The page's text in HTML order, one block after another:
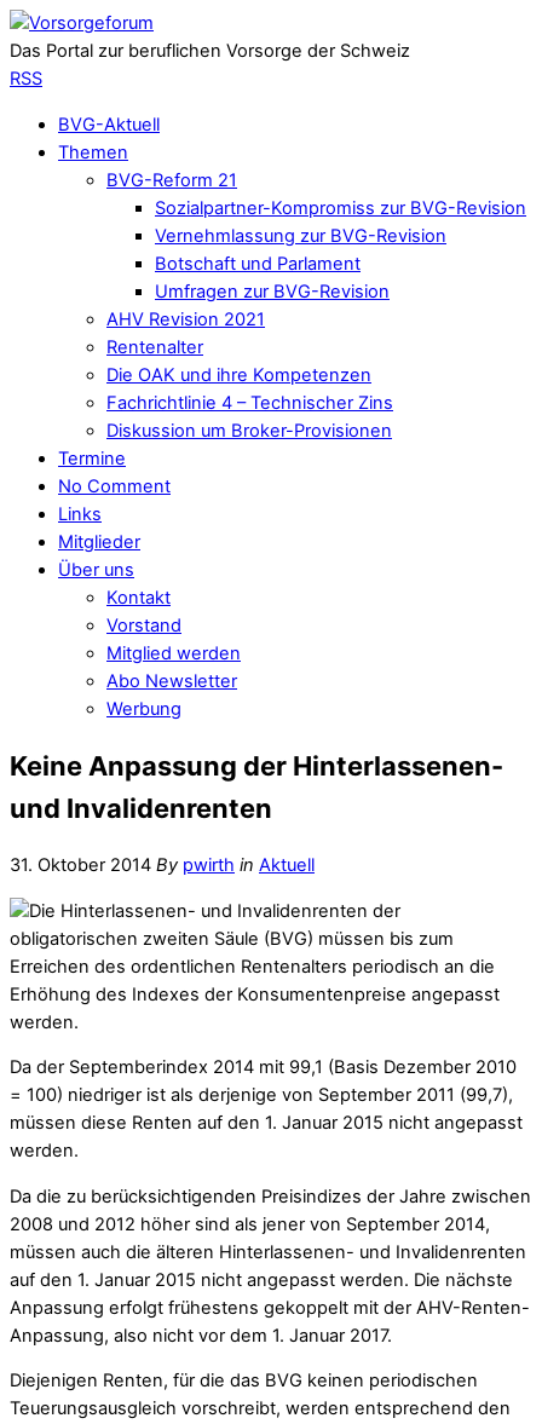
Das Portal zur beruflichen Vorsorge der Schweiz
RSS
BVG-Aktuell
Themen
BVG-Reform 21
Sozialpartner-Kompromiss zur BVG-Revision
Vernehmlassung zur BVG-Revision
Botschaft und Parlament
Umfragen zur BVG-Revision
AHV Revision 2021
Rentenalter
Die OAK und ihre Kompetenzen
Fachrichtlinie 4 – Technischer Zins
Diskussion um Broker-Provisionen
Termine
No Comment
Links
Mitglieder
Über uns
Kontakt
Vorstand
Mitglied werden
Abo Newsletter
Werbung
Keine Anpassung der Hinterlassenen-
und Invalidenrenten
31. Oktober 2014 By pwirth in Aktuell
Die Hinterlassenen- und Invalidenrenten der
obligatorischen zweiten Säule (BVG) müssen bis zum
Erreichen des ordentlichen Rentenalters periodisch an die
Erhöhung des Indexes der Konsumentenpreise angepasst
werden.
Da der Septemberindex 2014 mit 99,1 (Basis Dezember 2010
= 100) niedriger ist als derjenige von September 2011 (99,7),
müssen diese Renten auf den 1. Januar 2015 nicht angepasst
werden.
Da die zu berücksichtigenden Preisindizes der Jahre zwischen
2008 und 2012 höher sind als jener von September 2014,
müssen auch die älteren Hinterlassenen- und Invalidenrenten
auf den 1. Januar 2015 nicht angepasst werden. Die nächste
Anpassung erfolgt frühestens gekoppelt mit der AHV-Renten-
Anpassung, also nicht vor dem 1. Januar 2017.
Diejenigen Renten, für die das BVG keinen periodischen
Teuerungsausgleich vorschreibt, werden entsprechend den